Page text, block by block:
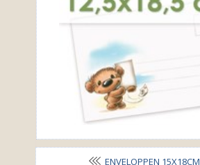
ENVELOPPEN 15X18CM